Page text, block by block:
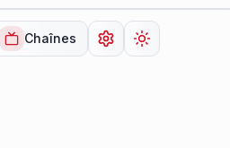
Chaînes Ouvrir lesChanger de